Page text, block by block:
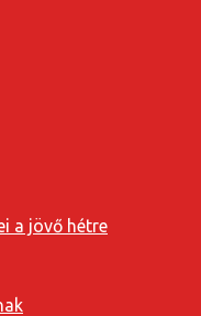
a jövő hétre